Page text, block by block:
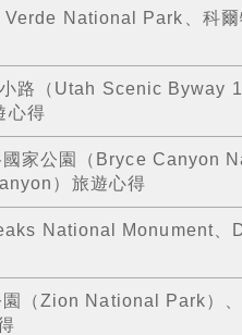
Verde National Park、科
路（Utah Scenic Byway
心得
國家公園（Bryce Canyon
）旅遊心得
National Monument
園（Zion National Park）